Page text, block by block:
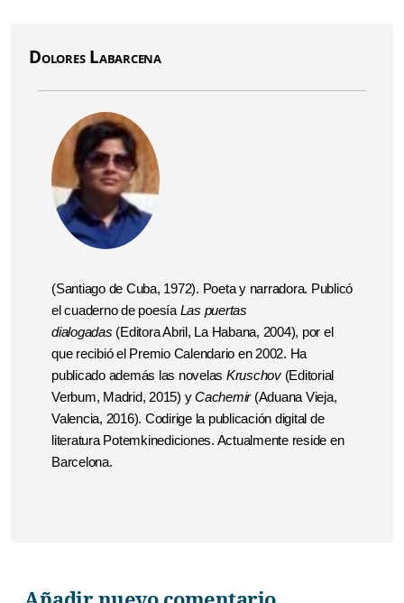
Dolores Labarcena
(Santiago de Cuba, 1972). Poeta y narradora. Publicó
el cuaderno de poesía Las puertas
dialogadas (Editora Abril, La Habana, 2004), por el
que recibió el Premio Calendario en 2002. Ha
publicado además las novelas Kruschov(Editorial
Verbum, Madrid, 2015) yCachemir(Aduana Vieja,
Valencia, 2016). Codirige la publicación digital de
literatura Potemkinediciones. Actualmente reside en
Barcelona.